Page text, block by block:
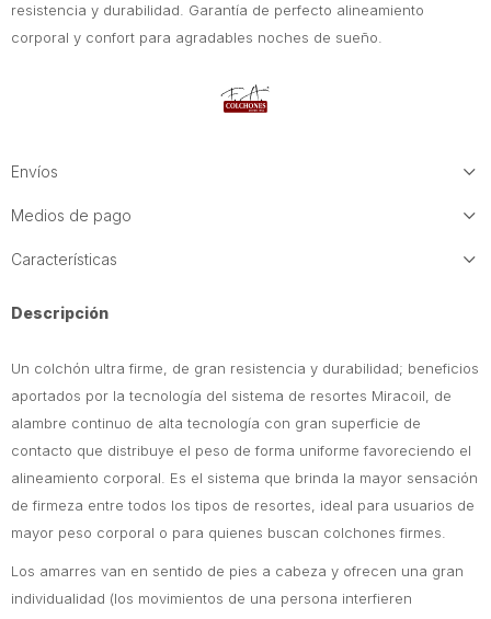
resistencia y durabilidad. Garantía de perfecto alineamiento
corporal y confort para agradables noches de sueño.
Envíos
Medios de pago
Características
Descripción
Un colchón ultra firme, de gran resistencia y durabilidad; beneficios
aportados por la tecnología del sistema de resortes Miracoil, de
alambre continuo de alta tecnología con gran superficie de
contacto que distribuye el peso de forma uniforme favoreciendo el
alineamiento corporal. Es el sistema que brinda la mayor sensación
de firmeza entre todos los tipos de resortes, ideal para usuarios de
mayor peso corporal o para quienes buscan colchones firmes.
Los amarres van en sentido de pies a cabeza y ofrecen una gran
individualidad (los movimientos de una persona interfieren